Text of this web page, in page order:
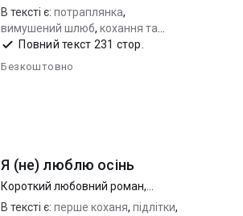
В тексті є:потраплянка,
вимушений шлюб,кохання та
пригоди
Повний текст 231 стор.
Безкоштовно
Я (не) люблю осінь
Короткий любовний роман,
Підліткова проза
В тексті є:перше коханя,підлітки,